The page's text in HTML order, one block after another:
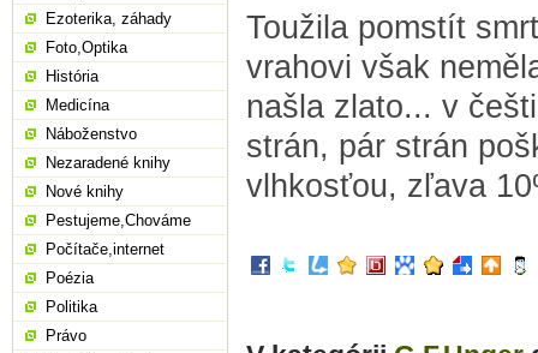
Toužila pomstít
vrahovi však
našla zlato... v
strán, pár strán
vlhkosťou, zľava
Ezoterika, záhady
Foto,Optika
História
Medicína
Náboženstvo
Nezaradené knihy
Nové knihy
Pestujeme,Chováme
Počítače,internet
Poézia
Politika
Právo